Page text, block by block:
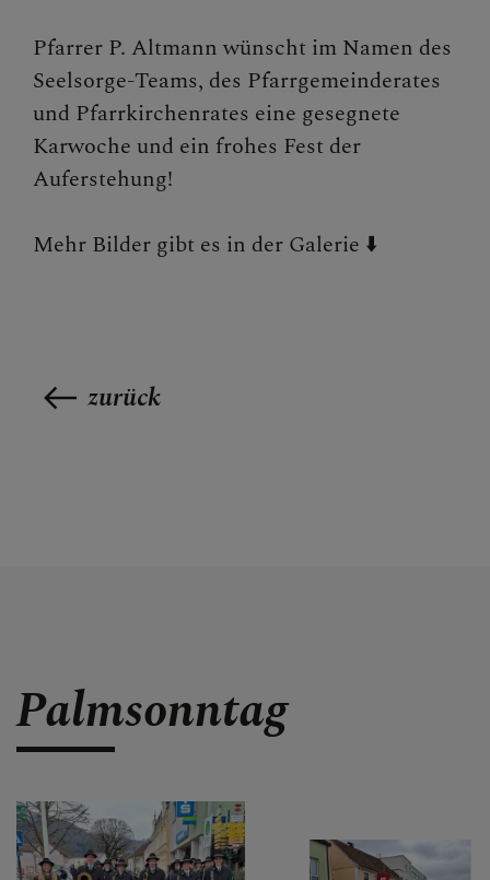
Pfarrer P. Altmann wünscht im Namen des
Seelsorge-Teams, des Pfarrgemeinderates
und Pfarrkirchenrates eine gesegnete
Karwoche und ein frohes Fest der
Auferstehung!
Mehr Bilder gibt es in der Galerie ⬇️
zurück
Palmsonntag